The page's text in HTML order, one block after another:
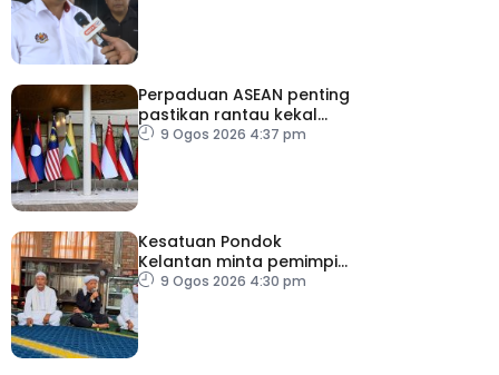
Perpaduan ASEAN penting
pastikan rantau kekal
aman, stabil
9 Ogos 2026 4:37 pm
Kesatuan Pondok
Kelantan minta pemimpin
politik lebih berhemah
9 Ogos 2026 4:30 pm